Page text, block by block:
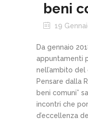
beni
19
Da gennaio
appuntamenti
nell’ambito
Pensare dalla
beni comuni”
incontri che
d’eccellenza